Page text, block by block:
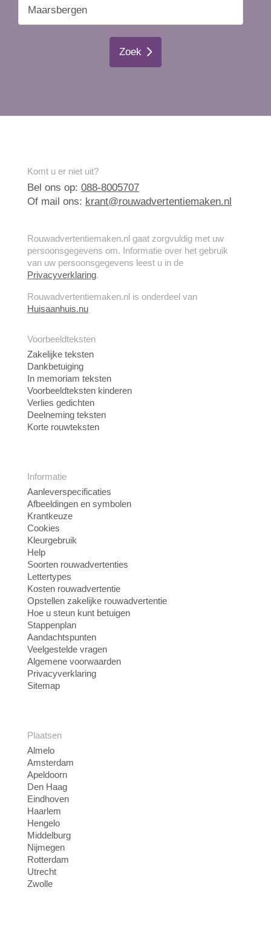
Zoek
Komt u er niet uit?
Bel ons op: 088-8005707
Of mail ons: krant@rouwadvertentiemaken.nl
Rouwadvertentiemaken.nl gaat zorgvuldig met uw
persoonsgegevens om. Informatie over het gebruik
van uw persoonsgegevens leest u in de
Privacyverklaring.
Rouwadvertentiemaken.nl is onderdeel van
Huisaanhuis.nu
Voorbeeldteksten
Zakelijke teksten
Dankbetuiging
In memoriam teksten
Voorbeeldteksten kinderen
Verlies gedichten
Deelneming teksten
Korte rouwteksten
Informatie
Aanleverspecificaties
Afbeeldingen en symbolen
Krantkeuze
Cookies
Kleurgebruik
Help
Soorten rouwadvertenties
Lettertypes
Kosten rouwadvertentie
Opstellen zakelijke rouwadvertentie
Hoe u steun kunt betuigen
Stappenplan
Aandachtspunten
Veelgestelde vragen
Algemene voorwaarden
Privacyverklaring
Sitemap
Plaatsen
Almelo
Amsterdam
Apeldoorn
Den Haag
Eindhoven
Haarlem
Hengelo
Middelburg
Nijmegen
Rotterdam
Utrecht
Zwolle